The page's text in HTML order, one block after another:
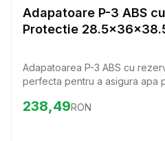
Adapatoare P-3 ABS
Protectie
Adapatoarea P-3 ABS cu
perfecta pentru a asigura apa
adapatoare permite accesul
Preț: 238.49 RON
238,49RON